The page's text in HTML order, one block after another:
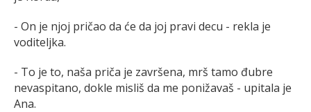
- On je njoj pričao da će da joj pravi decu - rekla je
voditeljka.
- To je to, naša priča je završena, mrš tamo đubre
nevaspitano, dokle misliš da me ponižavaš - upitala je
Ana.